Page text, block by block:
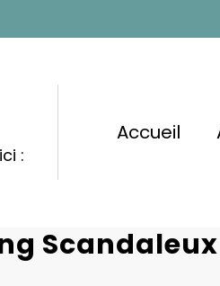
:
Accueil
Humiliée À
Scandaleux